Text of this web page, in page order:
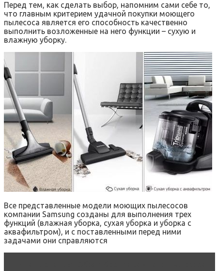
Перед тем, как сделать выбор, напомним сами себе то,
что главным критерием удачной покупки моющего
пылесоса является его способность качественно
выполнить возложенные на него функции – сухую и
влажную уборку.
Все представленные модели моющих пылесосов
компании Samsung созданы для выполнения трех
функций (влажная уборка, сухая уборка и уборка с
аквафильтром), и с поставленными перед ними
задачами они справляются